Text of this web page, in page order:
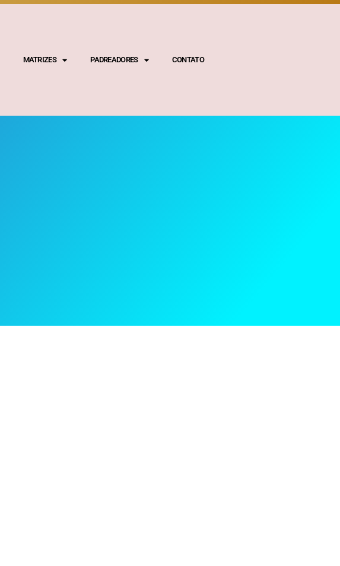
MATRIZES PADREADORES CONTATO